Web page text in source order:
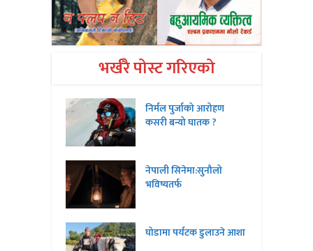
भर्खरै पोस्ट गरिएको
निर्मल पुर्जाको आरोहण
कसरी बन्यो घातक ?
नेपाली सिनेमा:सुनौलो
भविष्यतर्फ
घोडामा पर्यटक डुलाउने आशा